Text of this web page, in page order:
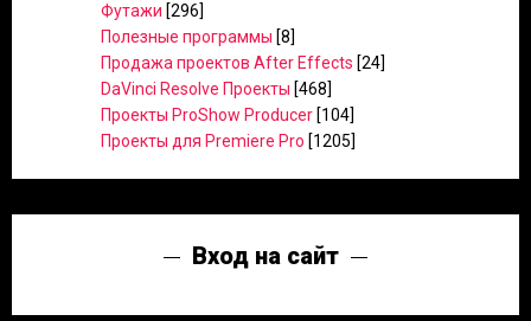
Футажи [296]
Полезные программы [8]
Продажа проектов After Effects [24]
DaVinci Resolve Проекты [468]
Проекты ProShow Producer [104]
Проекты для Premiere Pro [1205]
Вход на сайт